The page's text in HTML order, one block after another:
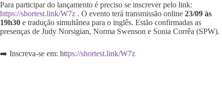
Para participar do lançamento é preciso se inscrever pelo link:
https://shortest.link/W7z . O evento terá transmissão online 23/09 às
19h30 e tradução simultânea para o inglês. Estão confirmadas as
presenças de Judy Norsigian, Norma Swenson e Sonia Corrêa (SPW).
➡️ Inscreva-se em: https://shortest.link/W7z